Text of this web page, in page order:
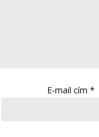
E-mail cím*